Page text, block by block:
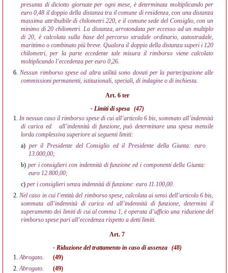
presunta di diciotto giornate per ogni mese, è determinata moltiplicando per
euro 0,48 il doppio della distanza tra il comune di residenza, con una distanza
massima attribuibile di chilometri 220, e il comune sede del Consiglio, con un
minimo di 20 chilometri. La distanza, arrotondata per eccesso ad un multiplo
di 20, è calcolata sulla base del percorso stradale ordinario, autostradale,
marittimo o combinato più breve. Qualora il doppio della distanza superi i 120
chilometri, per la parte eccedente tale misura il rimborso viene calcolato
moltiplicando l’eccedenza per euro 0,26.
6. Nessun rimborso spese od altra utilità sono dovuti per la partecipazione alle
commissioni permanenti, istituzionali, speciali, di indagine o di inchiesta.
Art. 6 ter
- Limiti di spesa (47)
1. In nessun caso il rimborso spese di cui all’articolo 6 bis, sommato all’indennità
di carica ed
all’indennità di funzione, può determinare una spesa mensile
lorda complessiva superiore ai seguenti limiti:
a) per il Presidente del Consiglio ed il Presidente della Giunta: euro
13.000,00;
b) per i consiglieri con indennità di funzione ed i componenti della Giunta:
euro 12.800,00;
c) per i consiglieri senza indennità di funzione: euro 11.100,00.
2.Nel caso in cui l’entità del rimborso spese, calcolata ai sensi dell’articolo 6 bis,
sommata all’indennità di carica ed all’indennità di funzione, determini il
superamento dei limiti di cui al comma 1, è operata d’ufficio una riduzione del
rimborso spese pari all’eccedenza rispetto a detti limiti.
Art. 7
- Riduzione del trattamento in caso di assenza (48)
1. Abrogato.
(49)
2. Abrogato.
(49)